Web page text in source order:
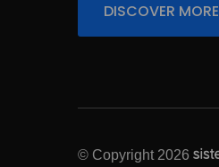
DISCOVER MORE
© Copyright 2026